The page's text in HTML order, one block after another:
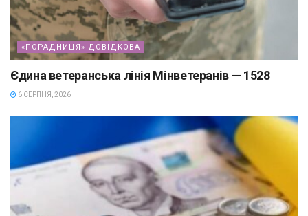
«ПОРАДНИЦЯ» ДОВІДКОВА
Єдина ветеранська лінія Мінветеранів — 1528
6 СЕРПНЯ, 2026